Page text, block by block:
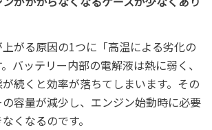
がる原因の1つに「高温による劣化の
バッテリー内部の電解液は熱に弱く、
続くと効率が落ちてしまいます。その
容量が減少し、エンジン始動時に必要
くなるのです。